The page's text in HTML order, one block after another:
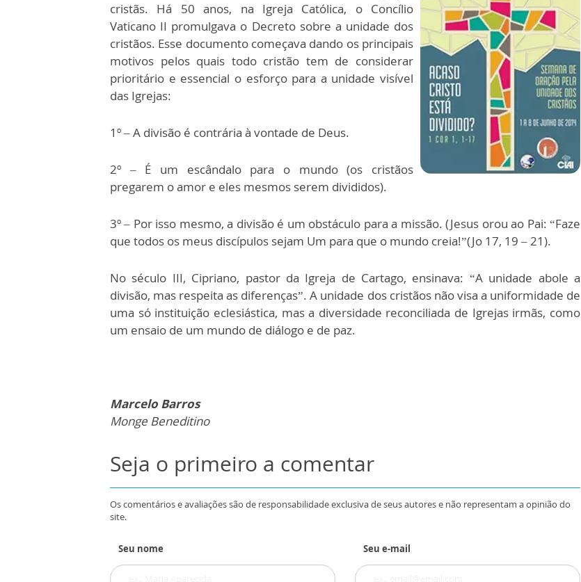
cristãs. Há 50 anos, na Igreja Católica, o Concílio
Vaticano II promulgava o Decreto sobre a unidade dos
cristãos. Esse documento começava dando os principais
motivos pelos quais todo cristão tem de considerar
prioritário e essencial o esforço para a unidade visível
das Igrejas:
1º – A divisão é contrária à vontade de Deus.
2º – É um escândalo para o mundo (os cristãos
pregarem o amor e eles mesmos serem divididos).
3º – Por isso mesmo, a divisão é um obstáculo para a missão. (Jesus orou ao Pai: “Faze
que todos os meus discípulos sejam Um para que o mundo creia!”(Jo 17, 19 – 21).
No século III, Cipriano, pastor da Igreja de Cartago, ensinava: “A unidade abole a
divisão, mas respeita as diferenças”. A unidade dos cristãos não visa a uniformidade de
uma só instituição eclesiástica, mas a diversidade reconciliada de Igrejas irmãs, como
um ensaio de um mundo de diálogo e de paz.
Marcelo Barros
Monge Beneditino
Seja o primeiro a comentar
Os comentários e avaliações são de responsabilidade exclusiva de seus autores e não representam a opinião do
site.
Seu nome Seu e-mail